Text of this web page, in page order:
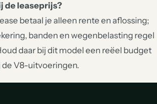
de leaseprijs?
betaal je alleen rente en aflossing;
banden en wegenbelasting regel
daar bij dit model een reëel budget
de V8-uitvoeringen.